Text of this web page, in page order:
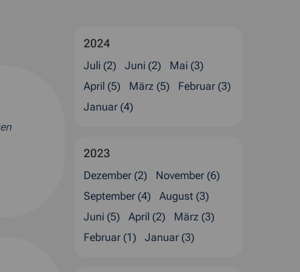
2024
Juli (2) Juni (2)
Mai (3)
April (5)
März (5)
Februar (3)
Januar (4)
2023
Dezember (2)
November (6)
September (4)
August (3)
Juni (5)
April (2)
März (3)
Februar (1)
Januar (3)